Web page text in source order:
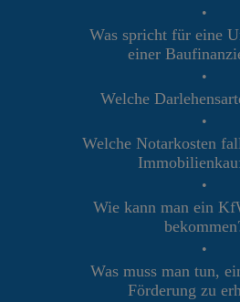
•
Was spricht für eine
einer
•
Welche
•
Welche Notarkosten
•
Wie kann man ein
•
Was muss man tun,
Förderung zu